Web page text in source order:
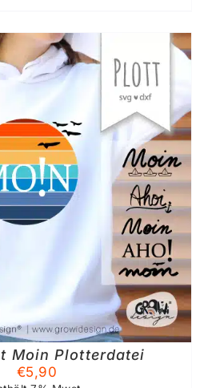
Moin Plotterdatei
€5,90